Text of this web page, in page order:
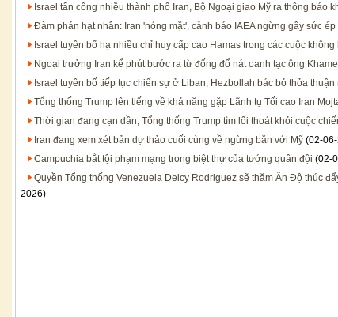
Israel tấn công nhiều thành phố Iran, Bộ Ngoại giao Mỹ ra thông báo
Đàm phán hạt nhân: Iran 'nóng mặt', cảnh báo IAEA ngừng gây sức ép
Israel tuyên bố hạ nhiều chỉ huy cấp cao Hamas trong các cuộc
Ngoại trưởng Iran kể phút bước ra từ đống đổ nát oanh tạc ông
Israel tuyên bố tiếp tục chiến sự ở Liban; Hezbollah bác bỏ thỏa
Tổng thống Trump lên tiếng về khả năng gặp Lãnh tụ Tối cao Iran
Thời gian đang cạn dần, Tổng thống Trump tìm lối thoát khỏi cuộc
Iran đang xem xét bản dự thảo cuối cùng về ngừng bắn với Mỹ (02-
Campuchia bắt tội phạm mạng trong biệt thự của tướng quân đội (02-
Quyền Tổng thống Venezuela Delcy Rodriguez sẽ thăm Ấn Độ thúc
2026)